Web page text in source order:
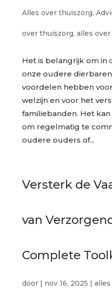
Alles over thuiszorg,
over thuiszorg, alles
Het is belangrijk om in
onze oudere
voordelen hebben
welzijn en voor het
familiebanden. Het
om regelmatig te
oudere ouders of...
Versterk de
van
Complete
door | nov 16, 2025 |